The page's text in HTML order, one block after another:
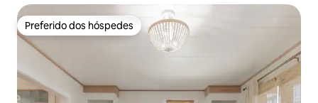
Preferido dos hóspedes
Preferido dos hóspedes